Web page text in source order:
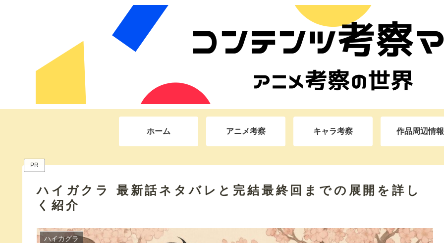
ホーム アニメ考察 キャラ考察 作品周辺情報
PR
ハイガクラ 最新話ネタバレと完結最終回までの展開を詳し
く紹介
ハイカグラ